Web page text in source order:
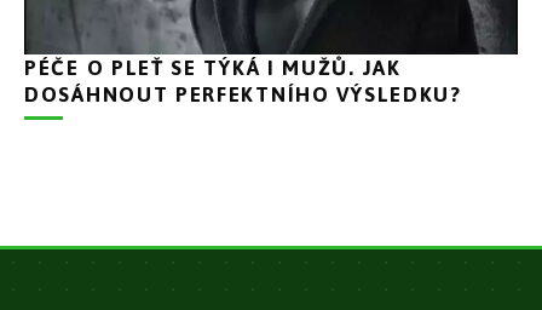
PÉČE O PLEŤ SE TÝKÁ I MUŽŮ. JAK
DOSÁHNOUT PERFEKTNÍHO VÝSLEDKU?